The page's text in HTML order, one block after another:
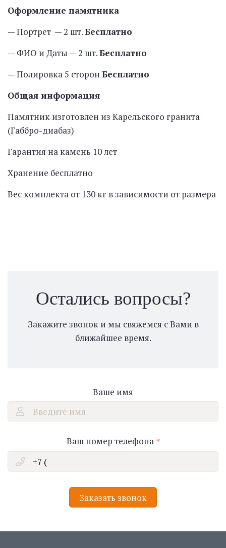
Оформление памятника
— Портрет — 2 шт.Бесплатно
— ФИО и Даты — 2 шт.Бесплатно
— Полировка 5 сторон Бесплатно
Общая информация
Памятник изготовлен из Карельского гранита
(Габбро-диабаз)
Гарантия на камень 10 лет
Хранение бесплатно
Вес комплекта от 130 кг в зависимости от размера
Остались вопросы?
Закажите звонок и мы свяжемся с Вами в
ближайшее время.
Ваше имя
Введите имя
Ваш номер телефона
Заказать звонок